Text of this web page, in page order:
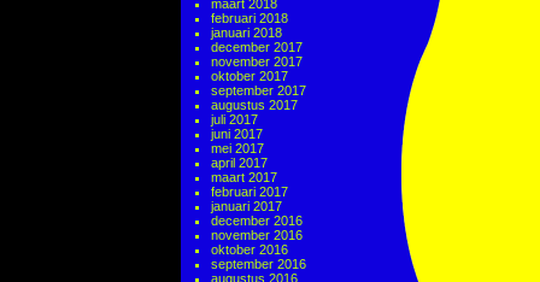
maart 2018
februari 2018
januari 2018
december 2017
november 2017
oktober 2017
september 2017
augustus 2017
juli 2017
juni 2017
mei 2017
april 2017
maart 2017
februari 2017
januari 2017
december 2016
november 2016
oktober 2016
september 2016
augustus 2016